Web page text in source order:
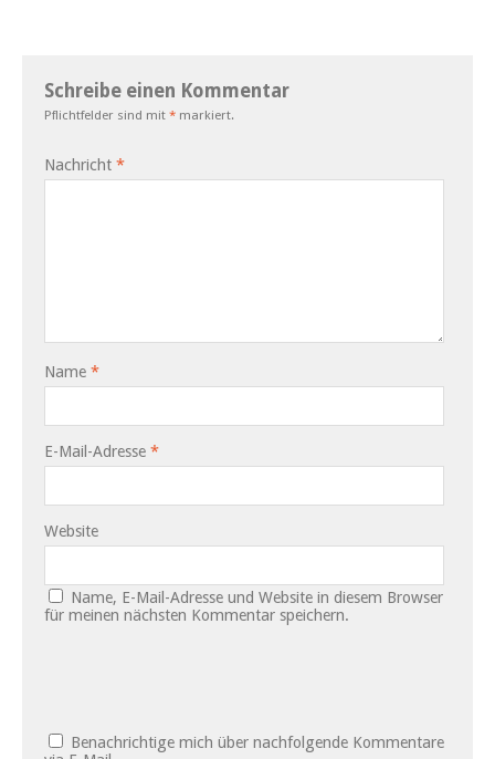
Schreibe einen Kommentar
Pflichtfelder sind mit * markiert.
Nachricht *
Name *
E-Mail-Adresse *
Website
Name, E-Mail-Adresse und Website in diesem Browser
für meinen nächsten Kommentar speichern.
Benachrichtige mich über nachfolgende Kommentare